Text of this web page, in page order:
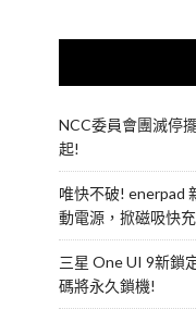
NCC委員會團滅停
起!
唯快不破! enerpad
動電源，掀磁吸快
三星 One UI 9新鎖
碼將永久鎖機!